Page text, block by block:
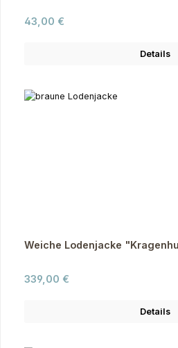
Regulärer Preis:
43,00 €
Details
Weiche Lodenjacke
Regulärer Preis:
339,00 €
Details